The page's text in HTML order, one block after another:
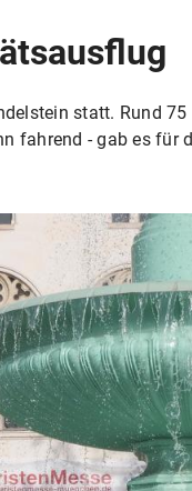
statt. Rund
fahrend - gab es für